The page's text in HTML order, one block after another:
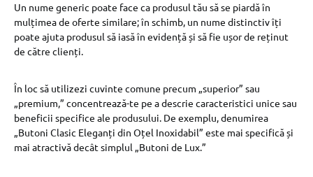
Un nume generic poate face ca produsul tău să se piardă în
mulțimea de oferte similare; în schimb, un nume distinctiv îți
poate ajuta produsul să iasă în evidență și să fie ușor de reținut
de către clienți.
În loc să utilizezi cuvinte comune precum „superior” sau
„premium,” concentrează-te pe a descrie caracteristici unice sau
beneficii specifice ale produsului. De exemplu, denumirea
„Butoni Clasic Eleganți din Oțel Inoxidabil” este mai specifică și
mai atractivă decât simplul „Butoni de Lux.”